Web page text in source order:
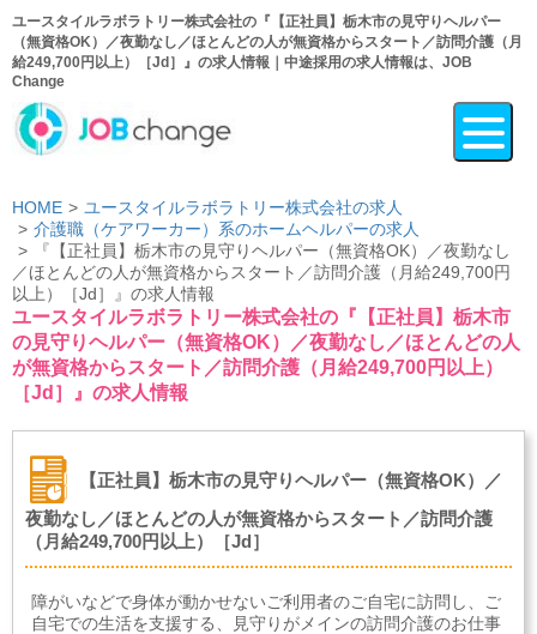
ユースタイルラボラトリー株式会社の『【正社員】栃木市の見守りヘルパー
（無資格OK）／夜勤なし／ほとんどの人が無資格からスタート／訪問介護（月
給249,700円以上）［Jd］』の求人情報｜中途採用の求人情報は、JOB
Change
HOME
ユースタイルラボラトリー株式会社の求人
介護職（ケアワーカー）系のホームヘルパーの求人
『【正社員】栃木市の見守りヘルパー（無資格OK）／夜勤なし
／ほとんどの人が無資格からスタート／訪問介護（月給249,700円
以上）［Jd］』の求人情報
ユースタイルラボラトリー株式会社の『【正社員】栃木市
の見守りヘルパー（無資格OK）／夜勤なし／ほとんどの人
が無資格からスタート／訪問介護（月給249,700円以上）
［Jd］』の求人情報
【正社員】栃木市の見守りヘルパー（無資格OK）／
夜勤なし／ほとんどの人が無資格からスタート／訪問介護
（月給249,700円以上）［Jd］
障がいなどで身体が動かせないご利用者のご自宅に訪問し、ご
自宅での生活を支援する、見守りがメインの訪問介護のお仕事